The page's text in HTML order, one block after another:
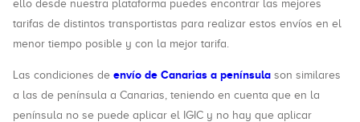
ello desde nuestra plataforma puedes encontrar las mejores
tarifas de distintos transportistas para realizar estos envíos en el
menor tiempo posible y con la mejor tarifa.
Las condiciones de envío de Canarias a península son similares
a las de península a Canarias, teniendo en cuenta que en la
península no se puede aplicar el IGIC y no hay que aplicar